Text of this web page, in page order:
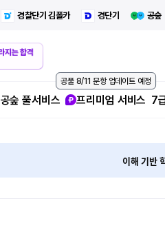
경찰단기 김폴카 경단기 공숲
공숲 풀서비스 프리미엄 서비스
공풀 8/11 문항 업데이트 예정
7
이해 기반